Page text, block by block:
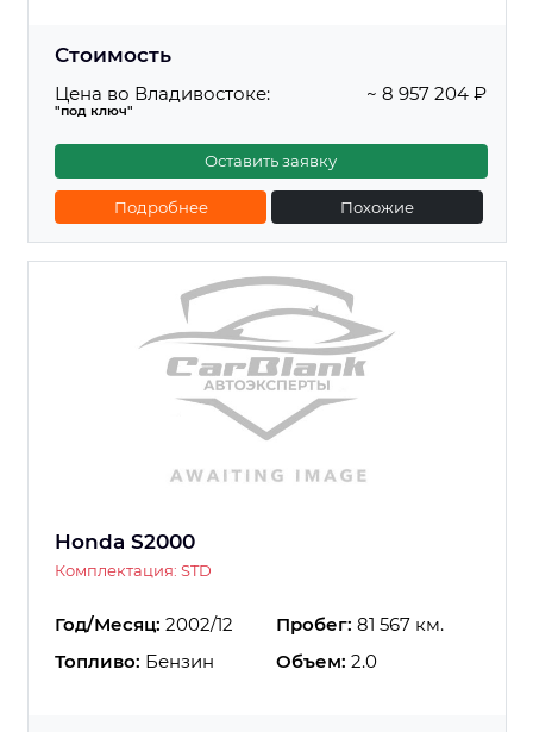
Стоимость
Цена во Владивостоке:
"под ключ"
~ 8 957 204 ₽
Оставить заявку
Подробнее Похожие
Honda S2000
Комплектация: STD
Год/Месяц: 2002/12 Пробег: 81 567 км.
Топливо: Бензин Объем: 2.0